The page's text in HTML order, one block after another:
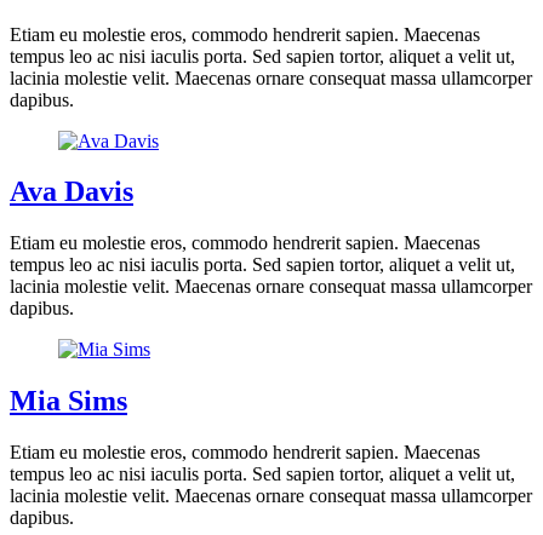
Etiam eu molestie eros, commodo hendrerit sapien. Maecenas
tempus leo ac nisi iaculis porta. Sed sapien tortor, aliquet a velit ut,
lacinia molestie velit. Maecenas ornare consequat massa ullamcorper
dapibus.
Ava Davis
Etiam eu molestie eros, commodo hendrerit sapien. Maecenas
tempus leo ac nisi iaculis porta. Sed sapien tortor, aliquet a velit ut,
lacinia molestie velit. Maecenas ornare consequat massa ullamcorper
dapibus.
Mia Sims
Etiam eu molestie eros, commodo hendrerit sapien. Maecenas
tempus leo ac nisi iaculis porta. Sed sapien tortor, aliquet a velit ut,
lacinia molestie velit. Maecenas ornare consequat massa ullamcorper
dapibus.